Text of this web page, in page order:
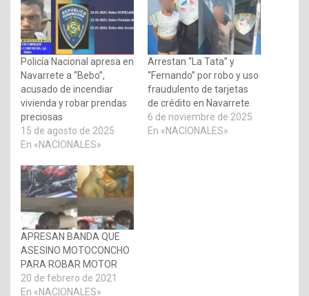
Policía Nacional apresa en
Navarrete a “Bebo”,
acusado de incendiar
vivienda y robar prendas
preciosas
15 de agosto de 2025
En «NACIONALES»
Arrestan “La Tata” y
“Fernando” por robo y uso
fraudulento de tarjetas
de crédito en Navarrete
6 de noviembre de 2025
En «NACIONALES»
APRESAN BANDA QUE
ASESINO MOTOCONCHO
PARA ROBAR MOTOR
20 de febrero de 2021
En «NACIONALES»